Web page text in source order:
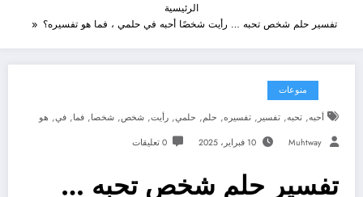
الرئيسية
تفسير حلم شخص تحبه … رأيت شخصًا أحبه في حلمي ، فما هو تفسيره؟
منوعات
أحبه, تحبه, تفسير , تفسيره, حلم, حلمي, رأيت, شخص, شخصا, فما, في, هو
Muhtway 10 فبراير، 2025 0 تعليقات
تفسير حلم شخص تحبه …